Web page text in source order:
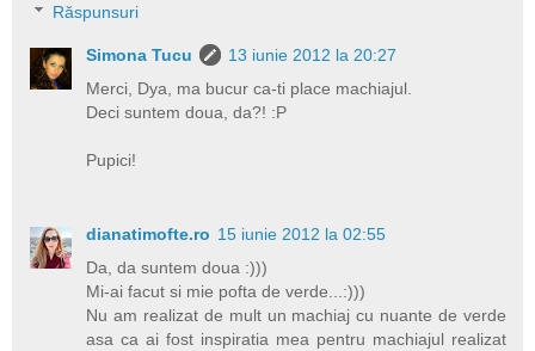
Răspunsuri
Simona Tucu
13 iunie 2012 la 20:27
Merci, Dya, ma bucur ca-ti place machiajul.
Deci suntem doua, da?! :P
Pupici!
dianatimofte.ro 15 iunie 2012 la 02:55
Da, da suntem doua :)))
Mi-ai facut si mie pofta de verde...:)))
Nu am realizat de mult un machiaj cu nuante de verde
asa ca ai fost inspiratia mea pentru machiajul realizat